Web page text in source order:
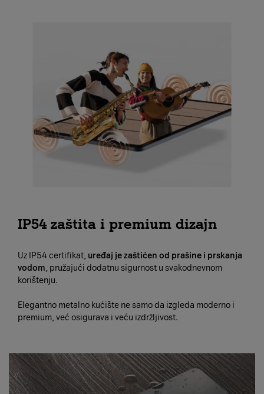
IP54 zaštita i premium dizajn
Uz IP54 certifikat, uređaj je zaštićen od prašine i prskanja
vodom, pružajući dodatnu sigurnost u svakodnevnom
korištenju.
Elegantno metalno kućište ne samo da izgleda moderno i
premium, već osigurava i veću izdržljivost.